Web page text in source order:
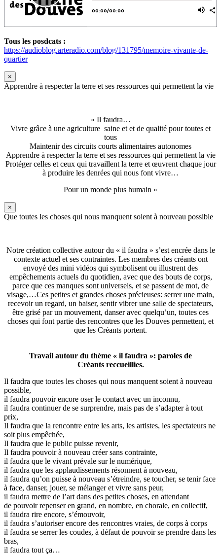
Tous les posdcats :
https://audioblog.arteradio.com/blog/131795/memoire-vivante-de-
quartier
×
Apprendre à respecter la terre et ses ressources qui permettent la vie
« Il faudra…
Vivre grâce à une agriculture saine et et de qualité pour toutes et
tous
Maintenir des circuits courts alimentaires autonomes
Apprendre à respecter la terre et ses ressources qui permettent la vie
Protéger celles et ceux qui travaillent la terre et œuvrent chaque jour
à produire les denrées qui nous font vivre…
Pour un monde plus humain »
×
Que toutes les choses qui nous manquent soient à nouveau possible
Notre création collective autour du « il faudra » s’est encrée dans le
contexte actuel et ses contraintes. Les membres des créants ont
envoyé des mini vidéos qui symbolisent ou illustrent des
empêchements actuels du quotidien, avec que des bouts de corps,
parce que ces manques sont universels, et se passent de mot, de
visage,…Ces petites et grandes choses précieuses: serrer une main,
recevoir un regard, un baiser, sentir vibrer une salle de spectateurs,
être grisé par un mouvement, danser avec quelqu’un, toutes ces
choses qui font partie des rencontres que les Douves permettent, et
que les Créants portent.
Travail autour du thème « il faudra »: paroles de
Créants reccueillies.
Il faudra que toutes les choses qui nous manquent soient à nouveau
possible,
il faudra pouvoir encore oser le contact avec un inconnu,
il faudra continuer de se surprendre, mais pas de s’adapter à tout
prix,
Il faudra que la rencontre entre les arts, les artistes, les spectateurs ne
soit plus empêchée,
Il faudra que le public puisse revenir,
Il faudra pouvoir à nouveau créer sans contrainte,
il faudra que le vivant prévale sur le numérique,
il faudra que les applaudissements résonnent à nouveau,
il faudra qu’on puisse à nouveau s’étreindre, se toucher, se tenir face
à face, danser, jouer, se mélanger et vivre sans peur,
il faudra mettre de l’art dans des petites choses, en attendant
de pouvoir repenser en grand, en nombre, en chorale, en collectif,
il faudra rire encore, s’émouvoir,
il faudra s’autoriser encore des rencontres vraies, de corps à corps
il faudra se serrer les coudes, à défaut de pouvoir se prendre dans les
bras,
il faudra tout ça…